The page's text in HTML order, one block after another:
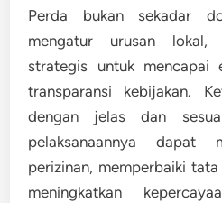
Perda bukan sekadar
mengatur urusan lokal,
strategis untuk mencapai
transparansi kebijakan.
dengan jelas dan
pelaksanaannya dapat
perizinan, memperbaiki
meningkatkan